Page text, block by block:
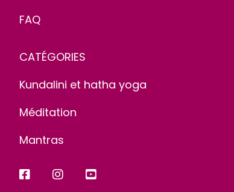
FAQ
CATÉGORIES
Kundalini et hatha yoga
Méditation
Mantras